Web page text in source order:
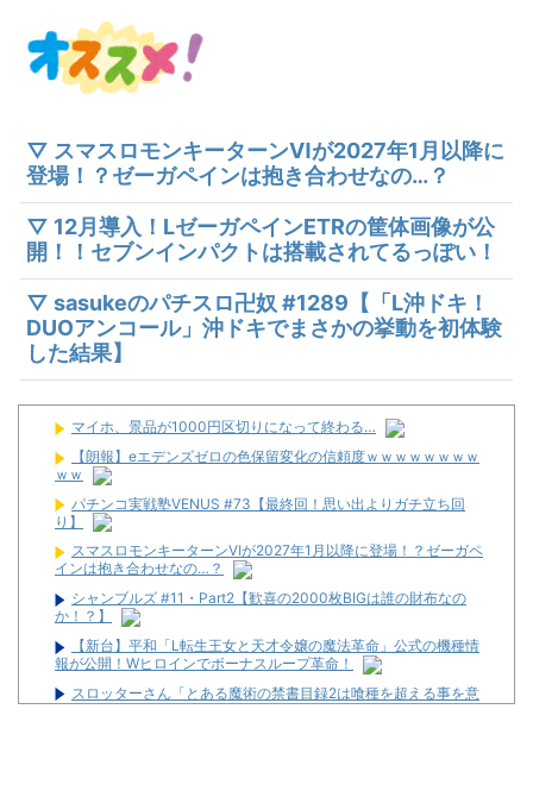
▽ スマスロモンキーターンⅥが2027年1月以降に
登場！？ゼーガペインは抱き合わせなの…？
▽ 12月導入！LゼーガペインETRの筐体画像が公
開！！セブンインパクトは搭載されてるっぽい！
▽ sasukeのパチスロ卍奴 #1289【「L沖ドキ！
DUOアンコール」沖ドキでまさかの挙動を初体験
した結果】
マイホ、景品が1000円区切りになって終わる…
【朗報】eエデンズゼロの色保留変化の信頼度ｗｗｗｗｗｗｗｗ
ｗｗ
パチンコ実戦塾VENUS #73【最終回！思い出よりガチ立ち回
り】
スマスロモンキーターンⅥが2027年1月以降に登場！？ゼーガペ
インは抱き合わせなの…？
シャンブルズ #11・Part2【歓喜の2000枚BIGは誰の財布なの
か！？】
【新台】平和「L転生王女と天才令嬢の魔法革命」公式の機種情
報が公開！Wヒロインでボーナスループ革命！
スロッターさん「とある魔術の禁書目録2は喰種を超える事を意
識して作ってるだけあって、演出・ゲーム性は東京喰種よりも良